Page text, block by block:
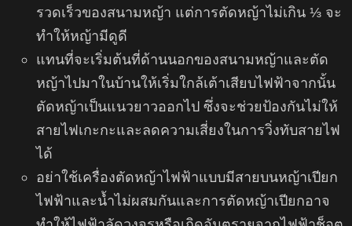
รวดเร็วของสนามหญ้า แต่การตัดหญ้าไม่เกิน ⅓ จะ
ทำให้หญ้ามีดูดี
แทนที่จะเริ่มต้นที่ด้านนอกของสนามหญ้าและตัด
หญ้าไปมาในบ้านให้เริ่มใกล้เต้าเสียบไฟฟ้าจากนั้น
ตัดหญ้าเป็นแนวยาวออกไป ซึ่งจะช่วยป้องกันไม่ให้
สายไฟเกะกะและลดความเสี่ยงในการวิ่งทับสายไฟ
ได้
อย่าใช้เครื่องตัดหญ้าไฟฟ้าแบบมีสายบนหญ้าเปียก
ไฟฟ้าและน้ำไม่ผสมกันและการตัดหญ้าเปียกอาจ